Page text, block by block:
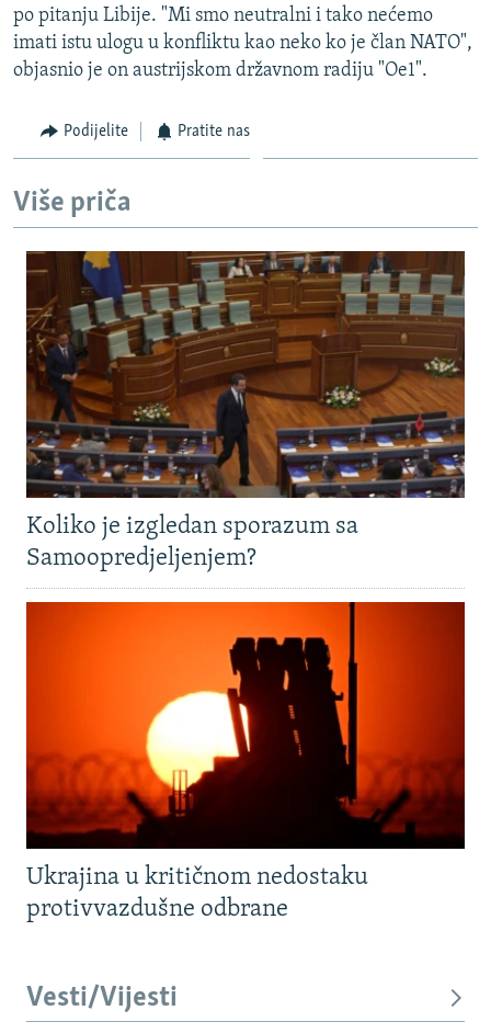
DNEVNO@RSE
SPECIJALI RSE
GENOCID U SREBRENICI
TV LIBERTY
POST SCRIPTUM
MOJA EVROPA
TRI DECENIJE OD RATA U BIH
SVE KARTE DEJTONA
NASTANAK I RASPAD JUGOSLAVIJE
Sve RFE/RL stranice
po pitanju Libije. "Mi smo neutralni i tako nećemo
imati istu ulogu u konfliktu kao neko ko je član NATO",
objasnio je on austrijskom državnom radiju "Oe1".
Podijelite Pratite nas
Više priča
Koliko je izgledan sporazum sa
Samoopredjeljenjem?
Ukrajina u kritičnom nedostaku
protivvazdušne odbrane
Vesti/Vijesti